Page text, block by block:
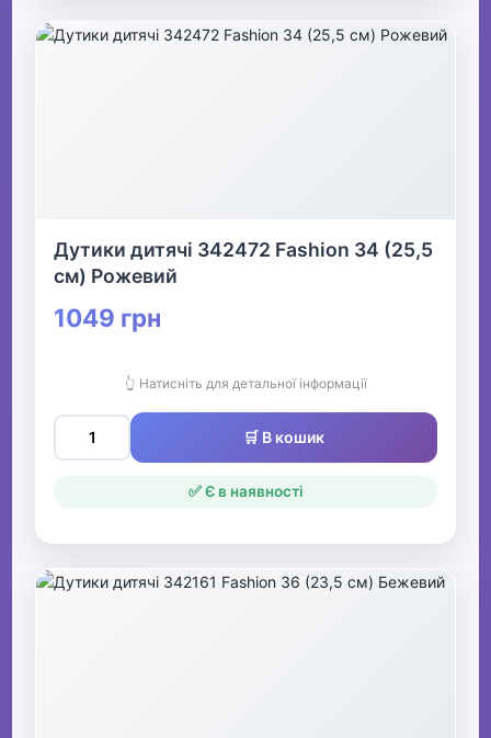
Дутики дитячі 342472 Fashion 34 (25,5
см) Рожевий
1049 грн
👆 Натисніть для детальної інформації
🛒 В кошик
✅ Є в наявності